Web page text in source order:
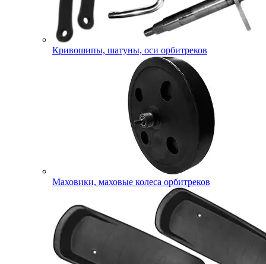
Кривошипы, шатуны, оси орбитреков
Маховики, маховые колеса орбитреков